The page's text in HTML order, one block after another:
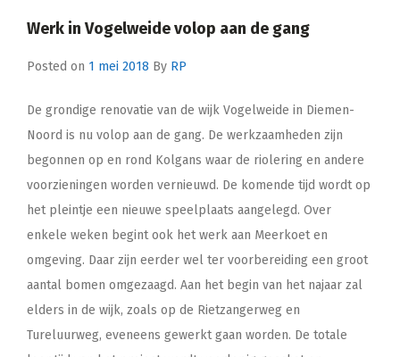
Werk in Vogelweide volop aan de gang
Posted on 1 mei 2018 By RP
De grondige renovatie van de wijk Vogelweide in Diemen-
Noord is nu volop aan de gang. De werkzaamheden zijn
begonnen op en rond Kolgans waar de riolering en andere
voorzieningen worden vernieuwd. De komende tijd wordt op
het pleintje een nieuwe speelplaats aangelegd. Over
enkele weken begint ook het werk aan Meerkoet en
omgeving. Daar zijn eerder wel ter voorbereiding een groot
aantal bomen omgezaagd. Aan het begin van het najaar zal
elders in de wijk, zoals op de Rietzangerweg en
Tureluurweg, eveneens gewerkt gaan worden. De totale